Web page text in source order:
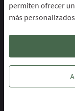
permiten ofrecer
más
Área